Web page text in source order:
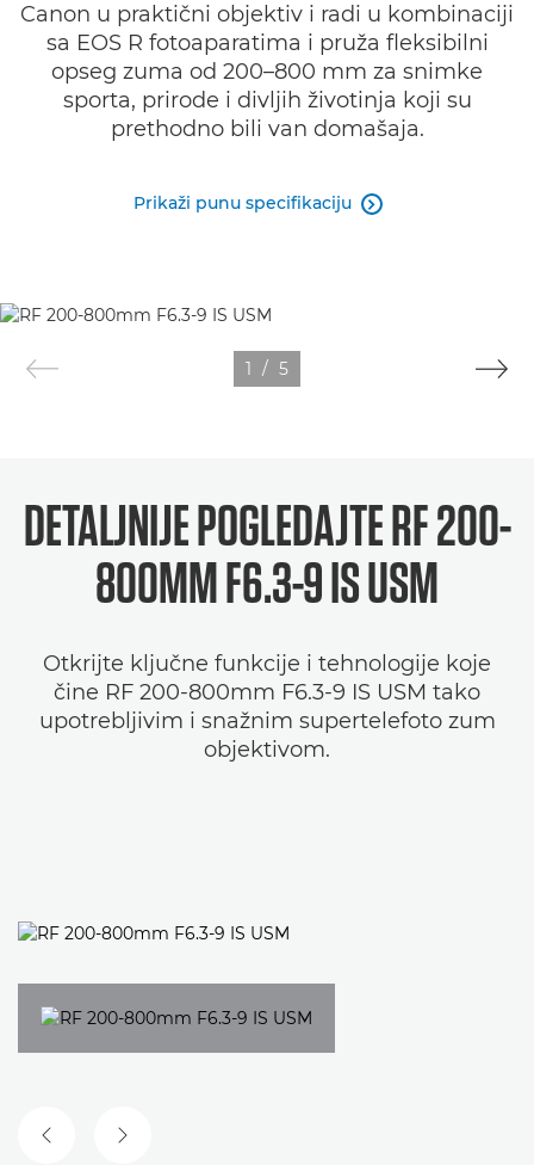
Canon u praktični objektiv i radi u kombinaciji
sa EOS R fotoaparatima i pruža fleksibilni
opseg zuma od 200–800 mm za snimke
sporta, prirode i divljih životinja koji su
prethodno bili van domašaja.
Prikaži punu specifikaciju 
1 / 5
DETALJNIJE POGLEDAJTERF 200-
800MM F6.3-9 IS USM
Otkrijte ključne funkcije i tehnologije koje
čine RF 200-800mm F6.3-9 IS USM tako
upotrebljivim i snažnim supertelefoto zum
objektivom.
PRETHODNI SLAJD
SLEDEĆI SLAJD